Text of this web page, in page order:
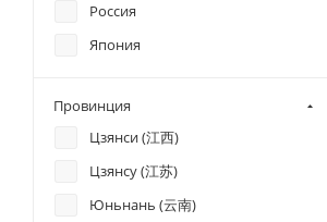
Россия
Япония
Провинция
Цзянси (江西)
Цзянсу (江苏)
Юньнань (云南)